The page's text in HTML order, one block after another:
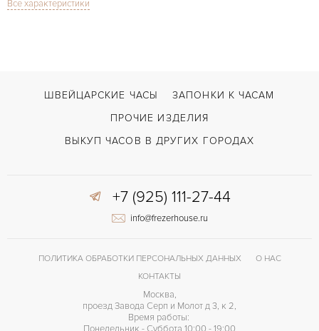
ФУНКЦИИ
Двойной сложности застежка
ДЛИНА БРАСЛЕТА, ДЛИННАЯ СТОРОНА
Все характеристики
ШВЕЙЦАРСКИЕ ЧАСЫ
ЗАПОНКИ К ЧАСАМ
ПРОЧИЕ ИЗДЕЛИЯ
ВЫКУП ЧАСОВ В ДРУГИХ ГОРОДАХ
+7 (925) 111-27-44
info@frezerhouse.ru
ПОЛИТИКА ОБРАБОТКИ ПЕРСОНАЛЬНЫХ ДАННЫХ
О НАС
КОНТАКТЫ
Москва,
проезд Завода Серп и Молот д 3, к 2,
Время работы: